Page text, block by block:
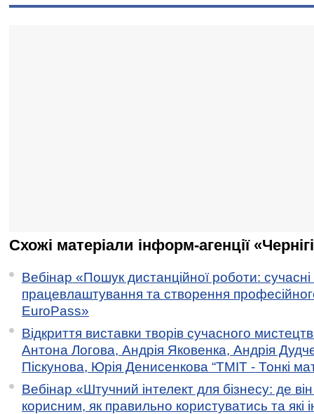
Схожі матеріали інформ-агенції
Вебінар «Пошук дистанційної роботи:
працевлаштування та створення
EuroPass»
Відкриття виставки творів сучасного
Антона Логова, Андрія Яковенка, Андрія
Піскунова, Юрія Денисенкова “ТМІТ - Тонкі
Вебінар «Штучний інтелект для бізнесу: де
корисним, як правильно користуватись та які